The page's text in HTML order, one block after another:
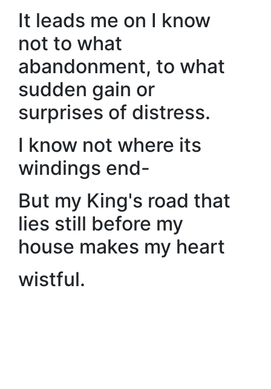
It leads me on I know
not to what
abandonment, to what
sudden gain or
surprises of distress.
I know not where its
windings end-
But my King's road that
lies still before my
house makes my heart
wistful.